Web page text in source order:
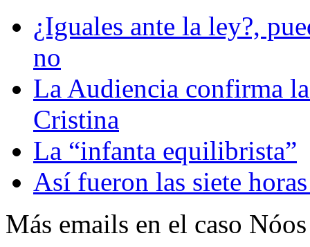
¿Iguales ante la ley?,
no
La Audiencia confirma
Cristina
La “infanta equilibrista”
Así fueron las siete
Más emails en el caso Nóos